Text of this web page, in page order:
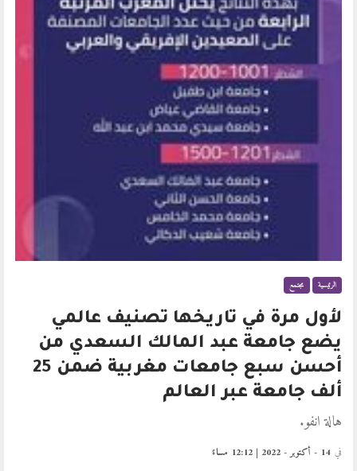
الرئيسية مجتمع
لأول مرة في تاريخها تصنيف عالمي
يضع جامعة عبد المالك السعدي من
أحسن سبع جامعات مغربية ضمن 25
ألف جامعة عبر العالم
هالة انفو.
في 14 - أكتوبر - 2022 | 12:12 مساءً